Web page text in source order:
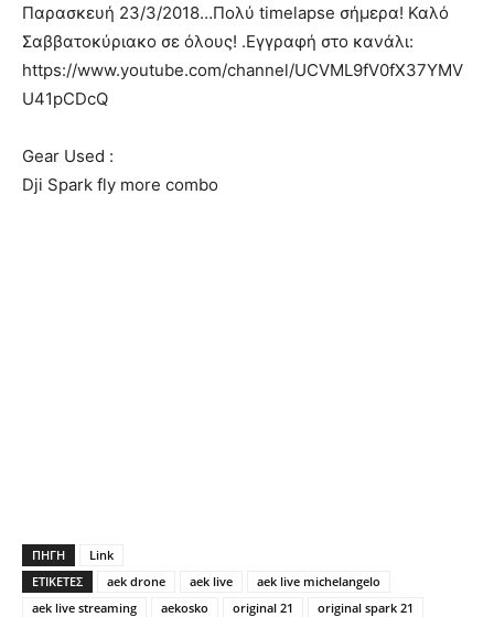
Παρασκευή 23/3/2018…Πολύ timelapse σήμερα! Καλό
Σαββατοκύριακο σε όλους! .Εγγραφή στο κανάλι:
https://www.youtube.com/channel/UCVML9fV0fX37YMV
U41pCDcQ
Gear Used :
Dji Spark fly more combo
ΠΗΓΗ
Link
ΕΤΙΚΕΤΕΣ
aek drone aek live
aek live michelangelo
aek live streaming
aekosko original 21 original spark 21